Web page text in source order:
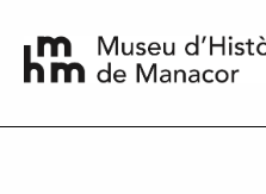
Main
navigation